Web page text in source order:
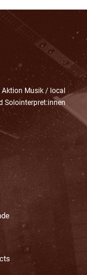
Musik / local
Solointerpret:innen